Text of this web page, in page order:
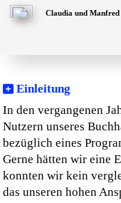
Claudia und Manfred Richter -
Nutzern unseres
Gerne hätten wir eine
konnten wir kein vergleichbar
das unseren hohen Ansprüchen
wir uns für die Entwicklung
entschieden.
xNeKo,Mac-NeKo,WinNeKo,
sind eigenständige Programme
Es können damit sowohlMiet-